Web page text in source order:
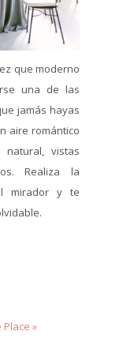
que moderno
una de las
jamás hayas
aire romántico
vistas
Realiza la
mirador y te
»